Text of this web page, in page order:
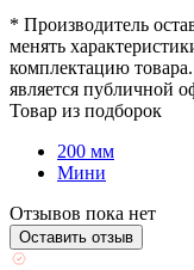
* Производитель
менять
комплектацию
является публичной
Товар из подборок
200 мм
Мини
Отзывов пока нет
Оставить отзыв